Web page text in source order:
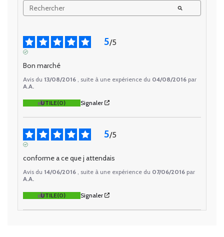
5/5
Bon marché
Avis du 13/08/2016 , suite à une expérience du 04/08/2016 par
A.A.
UTILE(0) Signaler
5/5
conforme a ce que j attendais
Avis du 14/06/2016 , suite à une expérience du 07/06/2016 par
A.A.
UTILE(0) Signaler